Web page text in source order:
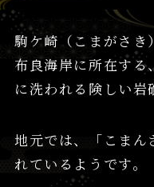
駒ケ崎（こまがさ
布良海岸に所在す
に洗われる険しい岩
地元では、「こま
れているようです。